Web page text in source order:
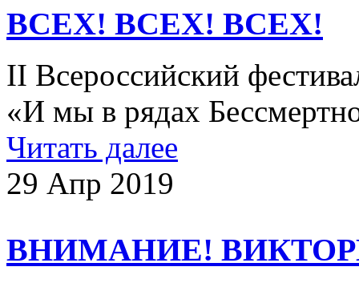
ВСЕХ! ВСЕХ! ВСЕХ!
II Всероссийский
«И мы в рядах
Читать далее
29 Апр 2019
ВНИМАНИЕ!